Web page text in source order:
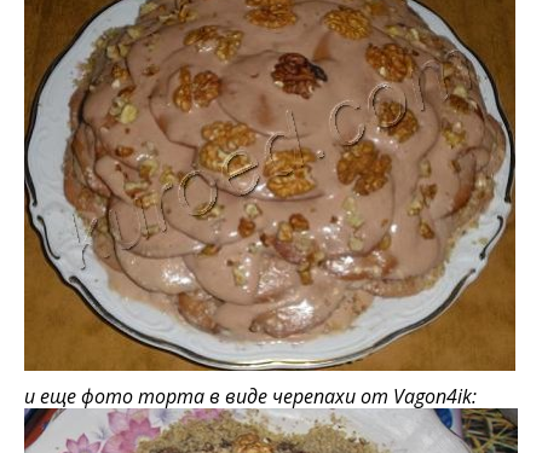
и еще фото торта в виде черепахи от Vagon4ik: